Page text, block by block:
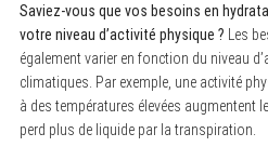
Saviez-vous que vos besoins en
votre niveau d’activité physique ? Les
également varier en fonction du niveau
climatiques. Par exemple, une activité
à des températures élevées augmentent
perd plus de liquide par la transpiration.